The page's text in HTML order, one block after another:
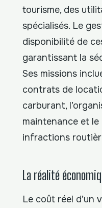
tourisme, des
spécialisés. Le
disponibilité de
garantissant la
Ses missions
contrats de
carburant,
maintenance et
infractions
La réalité
Le coût réel d’un